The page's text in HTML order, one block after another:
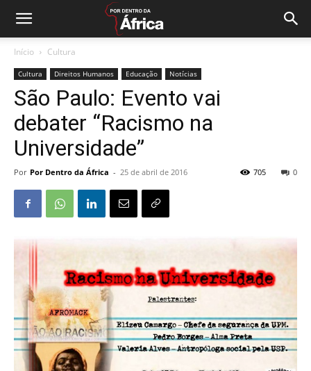
Início Cultura
Cultura Direitos Humanos Educação Notícias
São Paulo: Evento vai
debater “Racismo na
Universidade”
Por Por Dentro da África - 25 de abril de 2016 0
705